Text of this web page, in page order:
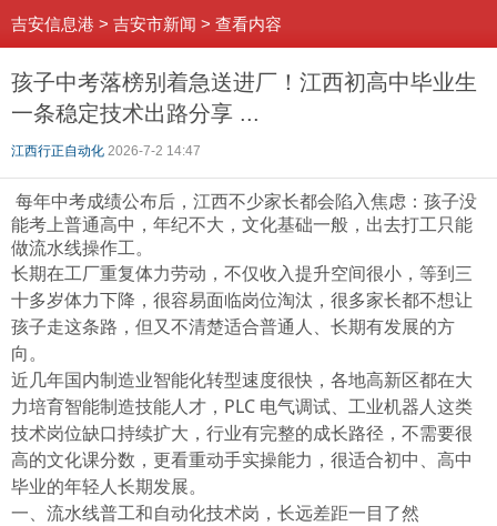
吉安信息港 > 吉安市新闻 > 查看内容
孩子中考落榜别着急送进厂！江西初高中毕业生
一条稳定技术出路分享 ...
江西行正自动化 2026-7-2 14:47
每年中考成绩公布后，江西不少家长都会陷入焦虑：孩子没
能考上普通高中，年纪不大，文化基础一般，出去打工只能
做流水线操作工。
长期在工厂重复体力劳动，不仅收入提升空间很小，等到三
十多岁体力下降，很容易面临岗位淘汰，很多家长都不想让
孩子走这条路，但又不清楚适合普通人、长期有发展的方
向。
近几年国内制造业智能化转型速度很快，各地高新区都在大
力培育智能制造技能人才，PLC 电气调试、工业机器人这类
技术岗位缺口持续扩大，行业有完整的成长路径，不需要很
高的文化课分数，更看重动手实操能力，很适合初中、高中
毕业的年轻人长期发展。
一、流水线普工和自动化技术岗，长远差距一目了然